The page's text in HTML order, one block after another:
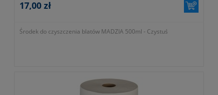
17,00 zł
Środek do czyszczenia blatów MADZIA 500ml - Czystuś